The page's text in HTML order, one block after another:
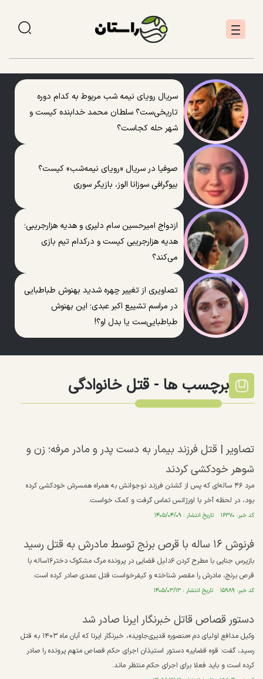
سریال رویای نیمه شب مربوط به کدام دوره
تاریخی‌ست؟ سلطان محمد خدابنده کیست و
شهر حله کجاست؟
صوفیا در سریال «رویای نیمه‌شب» کیست؟
بیوگرافی سوزانا الوز، بازیگر سوری
ازدواج امیرحسین سام دلیری و هدیه هزارجریبی؛
هدیه هزارجریبی کیست و درکدام تیم بازی
می‌کند؟
تصاویری از تغییر چهره شدید بهنوش طباطبایی
در مراسم تشییع اکبر عبدی؛ این بهنوش
طباطبایی‌ست یا بدل او؟!
برچسب ها - قتل خانوادگی
تصاویر | قتل فرزند بیمار به دست پدر و مادر مرفه؛ زن و
شوهر خودکشی کردند
مرد ۴۶ ساله‌ای که پس از کشتن فرزند نوجوانش به همراه همسرش خودکشی کرده
بود، در لحظه آخر با اورژانس تماس گرفت و کمک خواست.
کد خبر: ۱۶۳۷۰ تاریخ انتشار : ۱۴۰۵/۰۴/۰۹
فرنوش ۱۶ ساله با قرص برنج توسط مادرش به قتل رسید
بازپرس جنایی با مطرح کردن ۶دلیل قضایی در پرونده مرگ مشکوک دختر۱۶ساله با
قرص برنج، مادرش را مقصر شناخته و کیفرخواست قتل عمدی صادر کرده است.
کد خبر: ۱۵۹۸۹ تاریخ انتشار : ۱۴۰۵/۰۳/۱۳
دستور قصاص قاتل خبرنگار ایرنا صادر شد
وکیل مدافع اولیای دم «منصوره قدیری‌جاوید»، خبرنگار ایرنا که آبان ماه ۱۴۰۳ به قتل
رسید، گفت: قوه قضاییه دستور استیذان اجرای حکم قصاص متهم پرونده را صادر
کرده است و باید فعلا برای اجرای حکم منتظر ماند.